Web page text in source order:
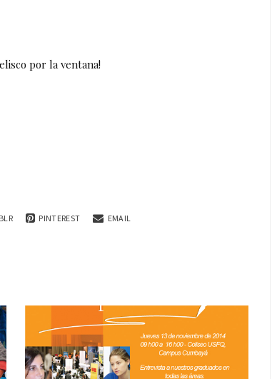
por la ventana!
PINTEREST EMAIL